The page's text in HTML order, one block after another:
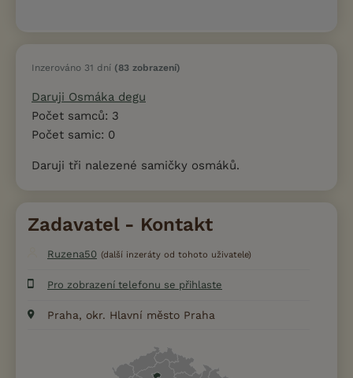
Inzerováno 31 dní (83 zobrazení)
Daruji Osmáka degu
Počet samců: 3
Počet samic: 0
Daruji tři nalezené samičky osmáků.
Zadavatel - Kontakt
Ruzena50 (další inzeráty od tohoto uživatele)
Pro zobrazení telefonu se přihlaste
Praha, okr. Hlavní město Praha